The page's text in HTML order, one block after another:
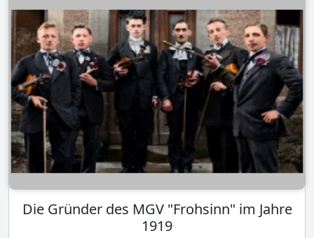
Die Gründer des MGV "Frohsinn" im Jahre
1919